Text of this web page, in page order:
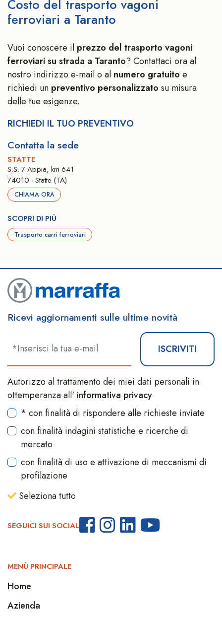
Costo del trasporto vagoni
ferroviari a Taranto
Vuoi conoscere il prezzo del trasporto vagoni
ferroviari su strada a Taranto? Contattaci ora al
nostro indirizzo e-mail o al numero gratuito e
richiedi un preventivo personalizzato su misura
delle tue esigenze.
RICHIEDI IL TUO PREVENTIVO
Contatta la sede
STATTE
S.S. 7 Appia, km 641
74010 - Statte (TA)
CHIAMA ORA
SCOPRI DI PIÙ
Trasporto carri ferroviari
Ricevi aggiornamenti sulle ultime novità
ISCRIVITI
Autorizzo al trattamento dei miei dati personali in
ottemperanza all' informativa privacy
* con finalità di rispondere alle richieste inviate
con finalità indagini statistiche e ricerche di
mercato
con finalità di uso e attivazione di meccanismi di
profilazione
Seleziona tutto
SEGUICI SUI SOCIAL
MENÙ PRINCIPALE
Home
Azienda